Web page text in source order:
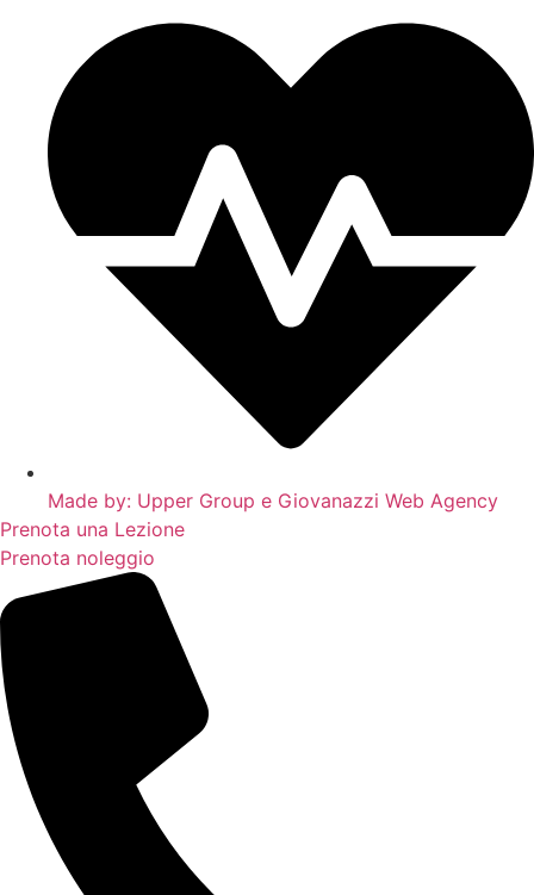
Made by: Upper Group e Giovanazzi Web Agency
Prenota una Lezione
Prenota noleggio